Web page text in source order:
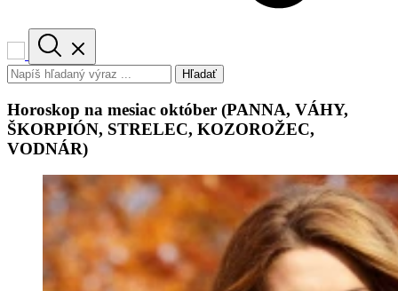
Hľadať
Horoskop na mesiac október (PANNA, VÁHY,
ŠKORPIÓN, STRELEC, KOZOROŽEC,
VODNÁR)